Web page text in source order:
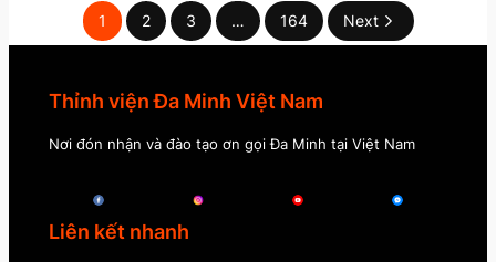
1 2 3 … 164 Next
Thỉnh viện Đa Minh Việt Nam
Nơi đón nhận và đào tạo ơn gọi Đa Minh tại Việt Nam
Liên kết nhanh